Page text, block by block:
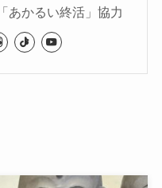
あかるい終活」協力